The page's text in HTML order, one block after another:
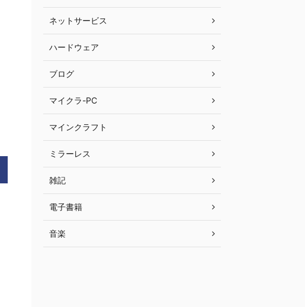
ネットサービス
ハードウェア
ブログ
マイクラ-PC
マインクラフト
ミラーレス
雑記
電子書籍
音楽